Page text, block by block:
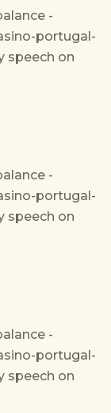
-
portugal-
speech on
-
portugal-
speech on
-
portugal-
speech on